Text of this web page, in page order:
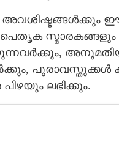
അവശിഷ്ടങ്ങള്‍ക്കും
പൈതൃക
പുരാവസ്തുക്കള്‍
ലഭിക്കും.